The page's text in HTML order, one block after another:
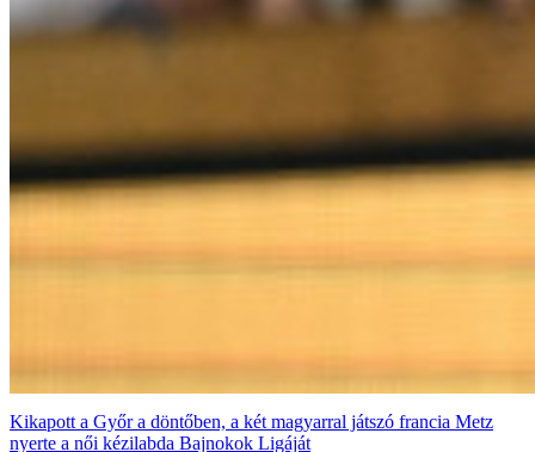
Kikapott a Győr a döntőben, a két magyarral játszó francia Metz
nyerte a női kézilabda Bajnokok Ligáját